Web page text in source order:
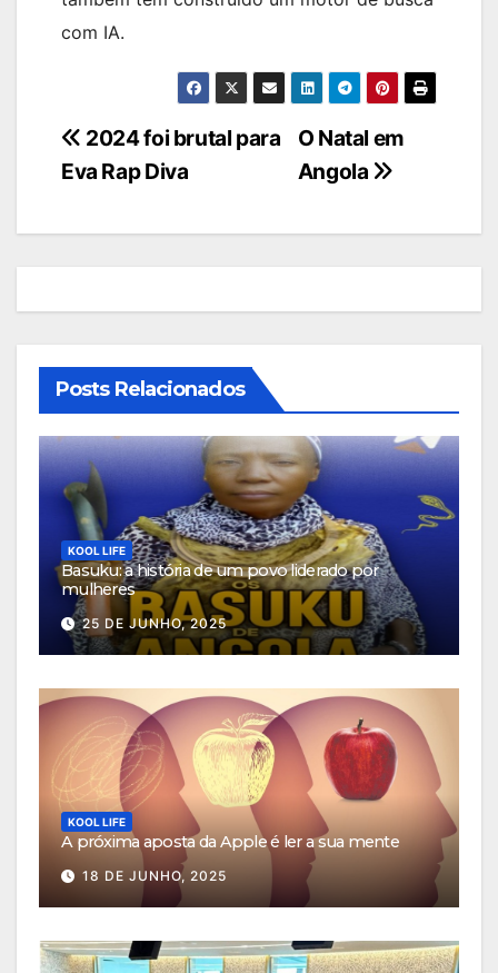
com IA.
Navegação
de
artigos
O Natal em
Angola
2024 foi brutal para
Eva Rap Diva
Posts Relacionados
KOOL LIFE
Basuku: a história de um povo liderado por
mulheres
25 DE JUNHO, 2025
KOOL LIFE
A próxima aposta da Apple é ler a sua mente
18 DE JUNHO, 2025